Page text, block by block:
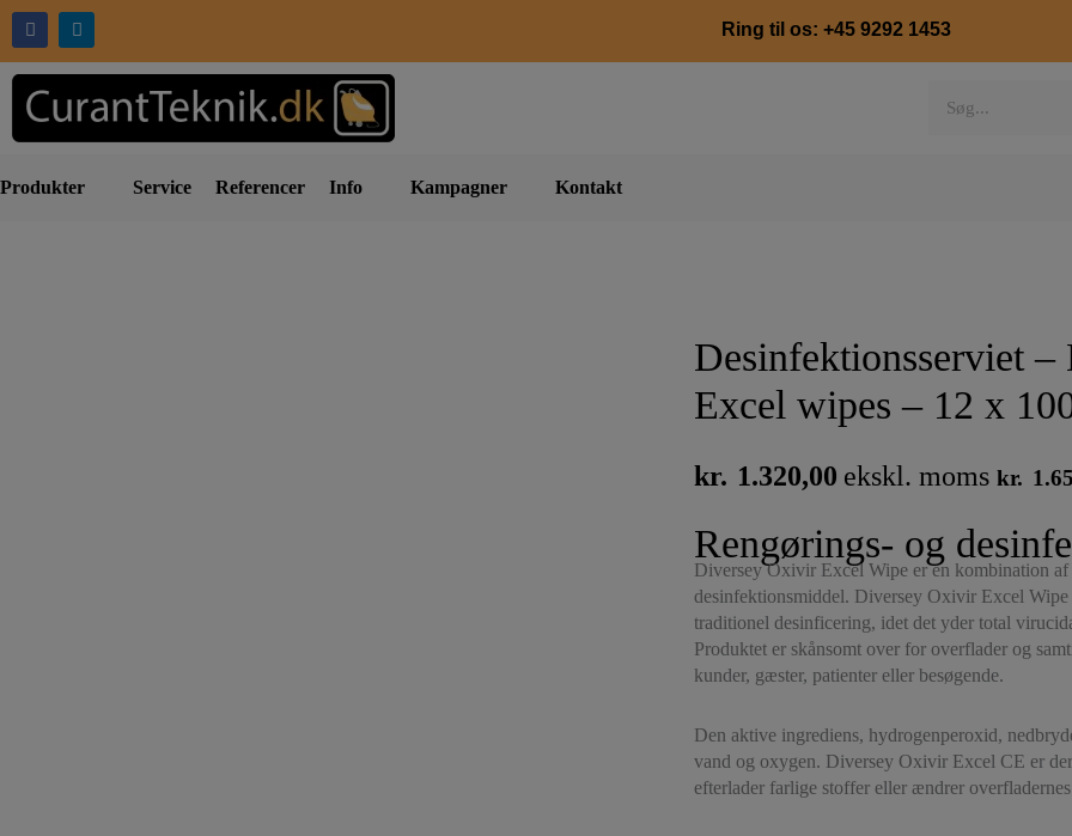
Ring til os: +45 9292 1453
Produkter Service Referencer Info Kampagner Kontakt
Desinfektionsserviet
Excel wipes – 12 x
kr. 1.320,00 kr.
Rengørings- og
Diversey Oxivir Excel Wipe er en kombination af
desinfektionsmiddel. Diversey Oxivir Excel
traditionel desinficering, idet det yder total
Produktet er skånsomt over for overflader og
kunder, gæster, patienter eller besøgende.
Den aktive ingrediens, hydrogenperoxid,
vand og oxygen. Diversey Oxivir Excel CE er
efterlader farlige stoffer eller ændrer overfladernes